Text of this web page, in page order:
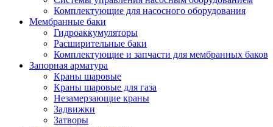
Комплектующие для насосного оборудования
Мембранные баки
Гидроаккумуляторы
Расширительные баки
Комплектующие и запчасти для мембранных баков
Запорная арматура
Краны шаровые
Краны шаровые для газа
Незамерзающие краны
Задвижки
Затворы